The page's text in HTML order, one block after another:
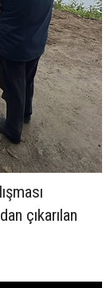
çıkarılan